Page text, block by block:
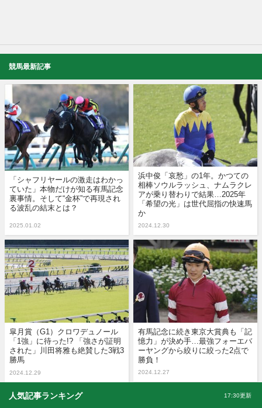
競馬最新記事
「シャフリヤールの激走はわかっ
ていた」本物だけが知る有馬記念
裏事情。そして“金杯”で再現され
る波乱の結末とは？
2025.01.02
浜中俊「哀愁」の1年。かつての
相棒ソウルラッシュ、ナムラクレ
アが乗り替わりで結果…2025年
「希望の光」は世代屈指の快速馬
か
2024.12.30
皐月賞（G1）クロワデュノール
「1強」に待った!? 「強さが証明
された」川田将雅も絶賛した3戦3
勝馬
2024.12.29
有馬記念に続き東京大賞典も「記
憶力」が決め手…最強フォーエバ
ーヤングから絞りに絞った2点で
勝負！
2024.12.27
人気記事ランキング 17:30更新